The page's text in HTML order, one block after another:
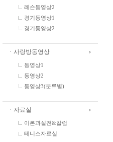
레슨동영상2
경기동영상1
경기동영상2
ㆍ사랑방동영상
동영상1
동영상2
동영상3(분류별)
ㆍ자료실
이론과실전&칼럼
테니스자료실